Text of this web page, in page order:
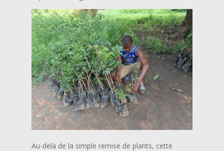
Au-delà de la simple remise de plants, cette